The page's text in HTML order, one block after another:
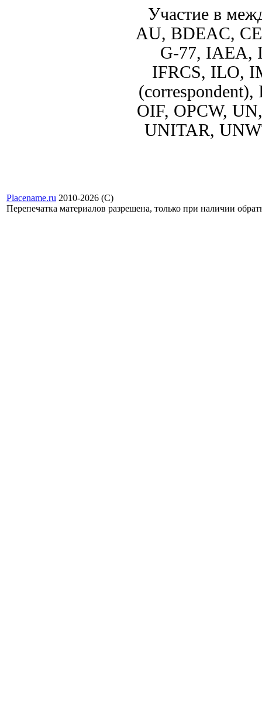
Участие в
AU, BDEAC,
G-77, IAEA,
IFRCS, ILO,
OIF, OPCW,
UNITAR,
Placename.ru 2010-2026 (С)
Перепечатка материалов разрешена, только при наличии